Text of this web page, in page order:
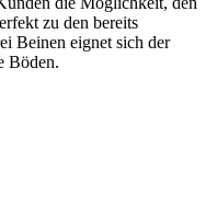
zu den bereits
Beinen eignet sich der
Böden.